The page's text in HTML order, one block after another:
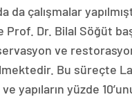
da çalışmalar
Prof. Dr. Bilal Söğüt
ve
Bu süreçte
yapıların yüzde